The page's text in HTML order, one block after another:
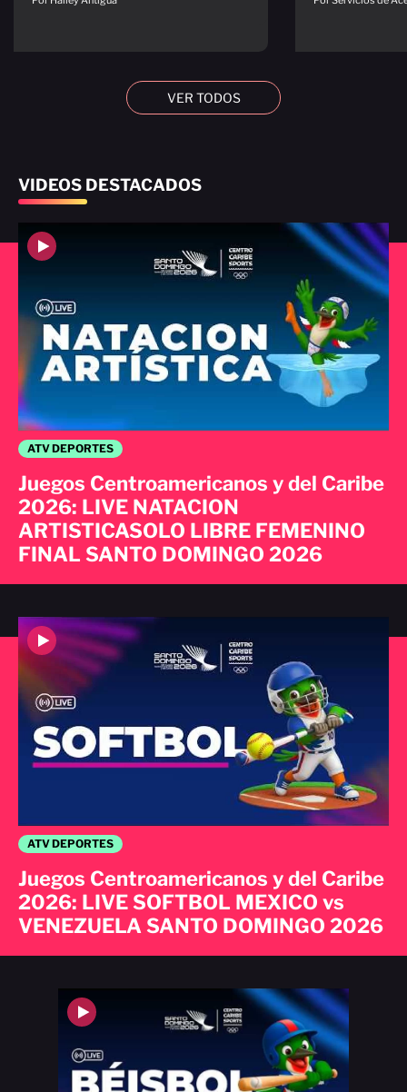
VER TODOS
VIDEOS DESTACADOS
ATV DEPORTES
Juegos Centroamericanos y del Caribe
2026: LIVE SOFTBOL MEXICO vs
VENEZUELA SANTO DOMINGO 2026
ATV DEPORTES
Juegos Centroamericanos y del Caribe
2026: LIVE NATACION
ARTISTICASOLO LIBRE FEMENINO
FINAL SANTO DOMINGO 2026